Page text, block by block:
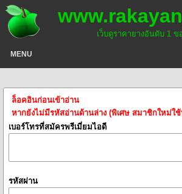
เว็บดูราคายางอันดับ 1 ข
MENU
ล็อคอินก่อนเข้าอ่าน
หากยังไม่มีรหัสอ่านด้านล่าง (พิเศษ สมาชิกใหม่ใ
เบอร์โทรที่สมัครพรีเมี่ยมไอดี
รหัสผ่าน